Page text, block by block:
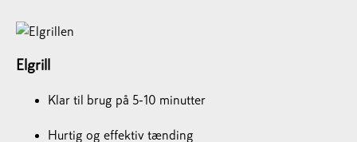
Elgrill
Klar til brug på 5-10 minutter
Hurtig og effektiv tænding